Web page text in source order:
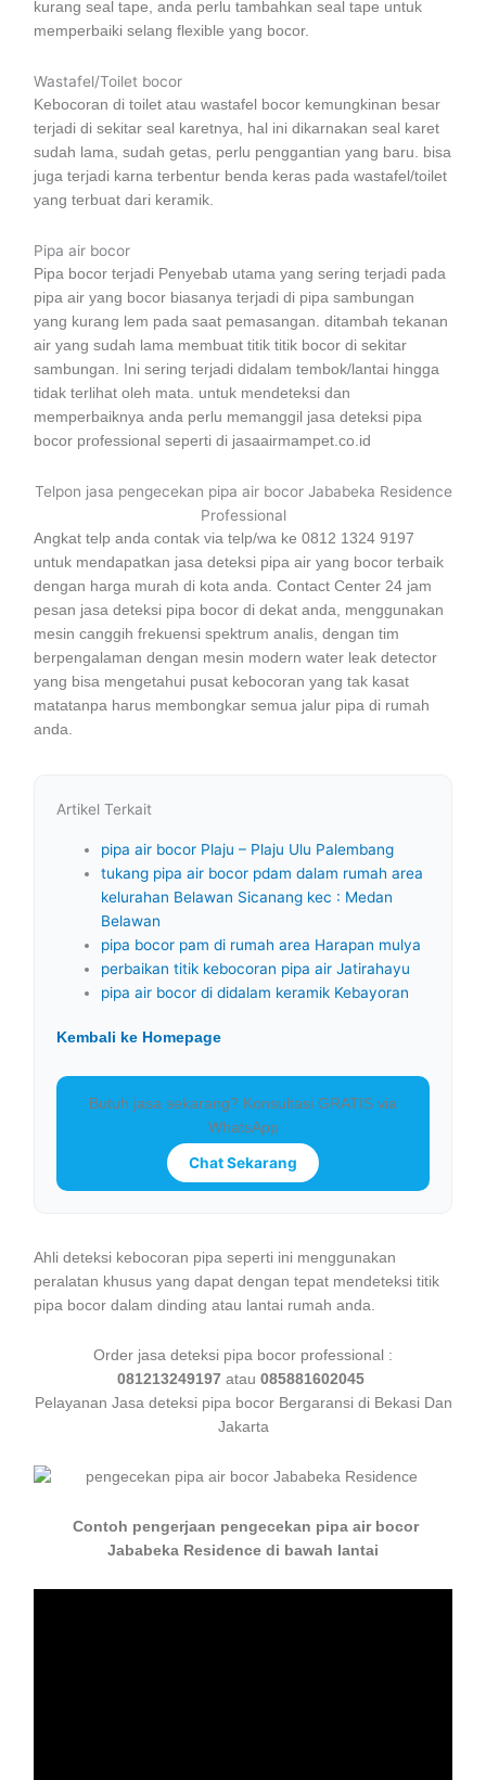
kurang seal tape, anda perlu tambahkan seal tape untuk
memperbaiki selang flexible yang bocor.
Wastafel/Toilet bocor
Kebocoran di toilet atau wastafel bocor kemungkinan besar
terjadi di sekitar seal karetnya, hal ini dikarnakan seal karet
sudah lama, sudah getas, perlu penggantian yang baru. bisa
juga terjadi karna terbentur benda keras pada wastafel/toilet
yang terbuat dari keramik.
Pipa air bocor
Pipa bocor terjadi Penyebab utama yang sering terjadi pada
pipa air yang bocor biasanya terjadi di pipa sambungan
yang kurang lem pada saat pemasangan. ditambah tekanan
air yang sudah lama membuat titik titik bocor di sekitar
sambungan. Ini sering terjadi didalam tembok/lantai hingga
tidak terlihat oleh mata. untuk mendeteksi dan
memperbaiknya anda perlu memanggil jasa deteksi pipa
bocor professional seperti di jasaairmampet.co.id
Telpon jasa pengecekan pipa air bocor Jababeka Residence
Professional
Angkat telp anda contak via telp/wa ke 0812 1324 9197
untuk mendapatkan jasa deteksi pipa air yang bocor terbaik
dengan harga murah di kota anda. Contact Center 24 jam
pesan jasa deteksi pipa bocor di dekat anda, menggunakan
mesin canggih frekuensi spektrum analis, dengan tim
berpengalaman dengan mesin modern water leak detector
yang bisa mengetahui pusat kebocoran yang tak kasat
matatanpa harus membongkar semua jalur pipa di rumah
anda.
Artikel Terkait
pipa air bocor Plaju – Plaju Ulu Palembang
tukang pipa air bocor pdam dalam rumah area
kelurahan Belawan Sicanang kec : Medan
Belawan
pipa bocor pam di rumah area Harapan mulya
perbaikan titik kebocoran pipa air Jatirahayu
pipa air bocor di didalam keramik Kebayoran
Kembali ke Homepage
Butuh jasa sekarang? Konsultasi GRATIS via
WhatsApp
Chat Sekarang
Ahli deteksi kebocoran pipa seperti ini menggunakan
peralatan khusus yang dapat dengan tepat mendeteksi titik
pipa bocor dalam dinding atau lantai rumah anda.
Order jasa deteksi pipa bocor professional :
081213249197 atau 085881602045
Pelayanan Jasa deteksi pipa bocor Bergaransi di Bekasi Dan
Jakarta
Contoh pengerjaan pengecekan pipa air bocor
Jababeka Residence di bawah lantai